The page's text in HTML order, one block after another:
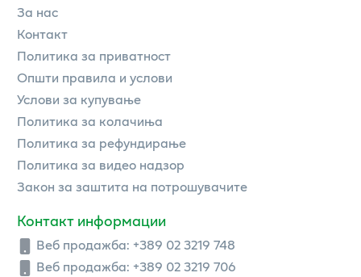
За нас
Контакт
Политика за приватност
Општи правила и услови
Услови за купување
Политика за колачиња
Политика за рефундирање
Политика за видео надзор
Закон за заштита на потрошувачите
Контакт информации
Веб продажба: +389 02 3219 748
Веб продажба: +389 02 3219 706